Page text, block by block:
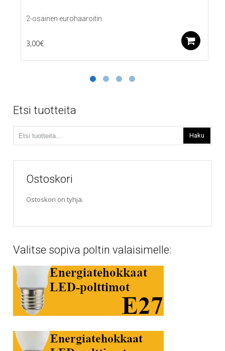
2-osainen eurohaaroitin
3,00€
Etsi tuotteita
Haku
Ostoskori
Ostoskori on tyhjä.
Valitse sopiva poltin valaisimelle: